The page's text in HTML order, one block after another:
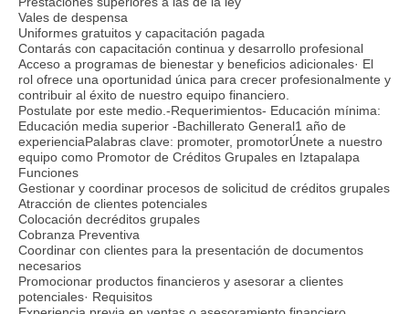
Vales de despensa
Uniformes gratuitos y capacitación pagada
Contarás con capacitación continua y desarrollo profesional
Acceso a programas de bienestar y beneficios adicionales· El
rol ofrece una oportunidad única para crecer profesionalmente y
contribuir al éxito de nuestro equipo financiero.
Postulate por este medio.-Requerimientos- Educación mínima:
Educación media superior -Bachillerato General1 año de
experienciaPalabras clave: promoter, promotorÚnete a nuestro
equipo como Promotor de Créditos Grupales en Iztapalapa
Funciones
Gestionar y coordinar procesos de solicitud de créditos grupales
Atracción de clientes potenciales
Colocación decréditos grupales
Cobranza Preventiva
Coordinar con clientes para la presentación de documentos
necesarios
Promocionar productos financieros y asesorar a clientes
potenciales· Requisitos